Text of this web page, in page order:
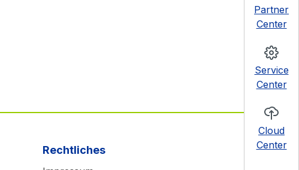
Partner
Center
Service
Center
Cloud
Center
Rechtliches